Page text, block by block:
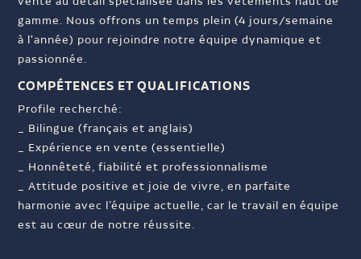
gamme. Nous offrons un temps plein (4 jours/semaine
à l'année) pour rejoindre notre équipe dynamique et
passionnée.
COMPÉTENCES ET QUALIFICATIONS
Profile recherché:
_ Bilingue (français et anglais)
_ Expérience en vente (essentielle)
_ Honnêteté, fiabilité et professionnalisme
_ Attitude positive et joie de vivre, en parfaite
harmonie avec l’équipe actuelle, car le travail en équipe
est au cœur de notre réussite.